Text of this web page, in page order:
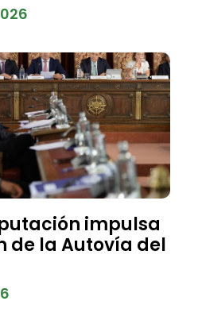
impulsa
de la Autovía del